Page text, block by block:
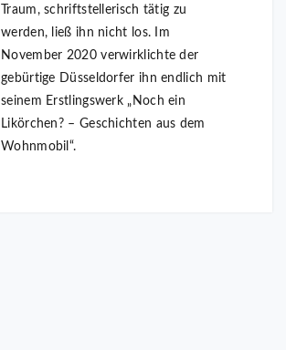
Traum, schriftstellerisch tätig zu
werden, ließ ihn nicht los. Im
November 2020 verwirklichte der
gebürtige Düsseldorfer ihn endlich mit
seinem Erstlingswerk „Noch ein
Likörchen? – Geschichten aus dem
Wohnmobil“.